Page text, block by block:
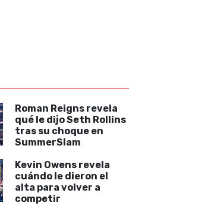
Roman Reigns revela
qué le dijo Seth Rollins
tras su choque en
SummerSlam
Kevin Owens revela
cuándo le dieron el
alta para volver a
competir